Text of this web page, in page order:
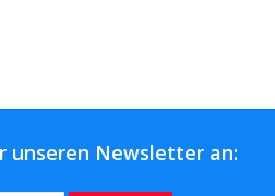
unseren Newsletter an: